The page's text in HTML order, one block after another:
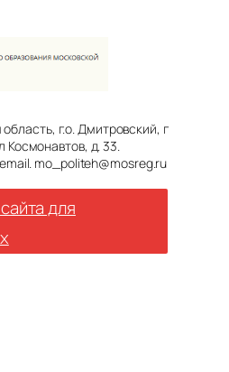
г.о. Дмитровский, г
Космонавтов, д. 33.
mo_politeh@mosreg.ru
для